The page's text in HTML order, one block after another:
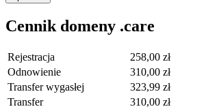
Cennik domeny .care
Rejestracja
258,00 zł
Odnowienie
310,00 zł
Transfer wygasłej
323,99 zł
Transfer
310,00 zł